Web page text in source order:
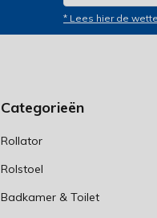
* Lees hier de
Categorieën
Rollator
Rolstoel
Badkamer & Toilet